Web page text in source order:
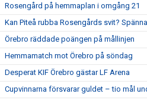
Rosengård på hemmaplan i omgång 21
Kan Piteå rubba Rosengårds svit?
Örebro räddade poängen på mållinjen
Hemmamatch mot Örebro på söndag
Desperat KIF Örebro gästar LF Arena
Cupvinnarna försvarar guldet – tio mål